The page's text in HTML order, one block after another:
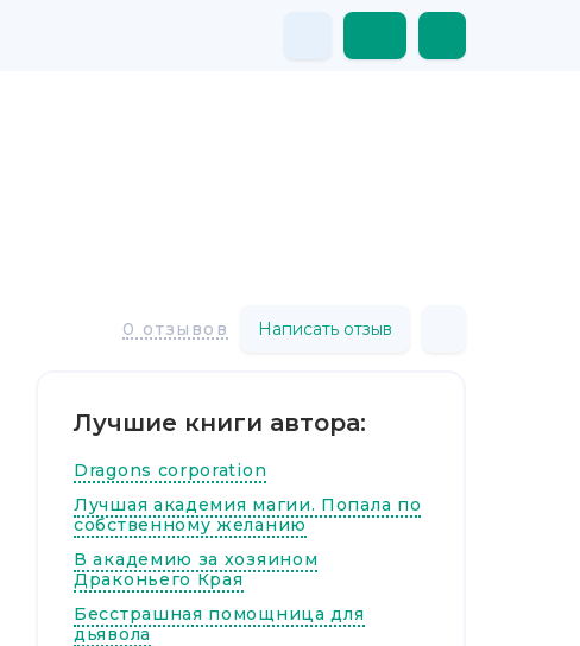
0 отзывов Написать отзыв
Лучшие книги автора:
Dragons corporation
Лучшая академия магии. Попала по
собственному желанию
В академию за хозяином
Драконьего Края
Бесстрашная помощница для
дьявола